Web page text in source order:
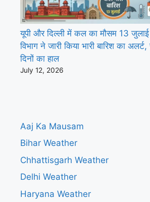
यूपी और दिल्ली में कल का मौसम 13
विभाग ने जारी किया भारी बारिश का
दिनों का हाल
July 12, 2026
Aaj Ka Mausam
Bihar Weather
Chhattisgarh Weather
Delhi Weather
Haryana Weather